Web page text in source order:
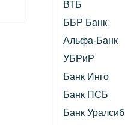
ВТБ
ББР Банк
Альфа-Банк
УБРиР
Банк Инго
Банк ПСБ
Банк Уралсиб